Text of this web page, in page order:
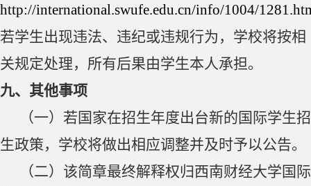
http://international.swufe.edu.cn/info/1004/
若学生出现违法、违纪或违规行为，学校将按相
关规定处理，所有后果由学生本人承担。
九、其他事项
（一）若国家在招生年度出台新的国际学生招
生政策，学校将做出相应调整并及时予以公告。
（二）该简章最终解释权归西南财经大学国际